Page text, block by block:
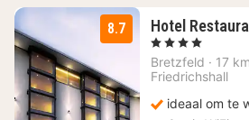
8.7 Hotel
, 4 Sterren
Bretzfeld · 17
Friedrichshall
ideaal om te